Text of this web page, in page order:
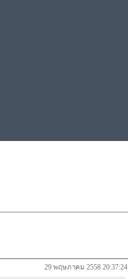
29 พฤษภาคม 2558 20:37:24